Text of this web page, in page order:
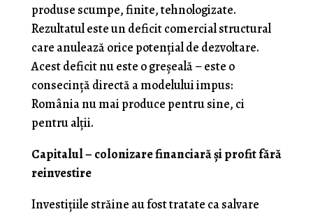
produse scumpe, finite, tehnologizate.
Rezultatul este un deficit comercial structural
care anulează orice potențial de dezvoltare.
Acest deficit nu este o greșeală – este o
consecință directă a modelului impus:
România nu mai produce pentru sine, ci
pentru alții.
Capitalul – colonizare financiară și profit fără
reinvestire
Investițiile străine au fost tratate ca salvare